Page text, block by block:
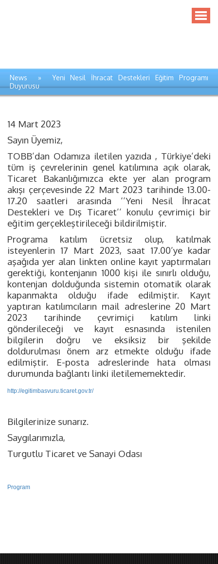
News » Yeni Nesil İhracat Destekleri Eğitim Programı
Duyurusu
14 Mart 2023
Sayın Üyemiz,
TOBB’dan Odamıza iletilen yazıda , Türkiye’deki
tüm iş çevrelerinin genel katılımına açık olarak,
Ticaret Bakanlığımızca ekte yer alan program
akışı çerçevesinde 22 Mart 2023 tarihinde 13.00-
17.20 saatleri arasında ‘’Yeni Nesil İhracat
Destekleri ve Dış Ticaret’’ konulu çevrimiçi bir
eğitim gerçekleştirileceği bildirilmiştir.
Programa katılım ücretsiz olup, katılmak
isteyenlerin 17 Mart 2023, saat 17.00’ye kadar
aşağıda yer alan linkten online kayıt yaptırmaları
gerektiği, kontenjanın 1000 kişi ile sınırlı olduğu,
kontenjan dolduğunda sistemin otomatik olarak
kapanmakta olduğu ifade edilmiştir. Kayıt
yaptıran katılımcıların mail adreslerine 20 Mart
2023 tarihinde çevrimiçi katılım linki
gönderileceği ve kayıt esnasında istenilen
bilgilerin doğru ve eksiksiz bir şekilde
doldurulması önem arz etmekte olduğu ifade
edilmiştir. E-posta adreslerinde hata olması
durumunda bağlantı linki iletilememektedir.
http://egitimbasvuru.ticaret.gov.tr/
Bilgilerinize sunarız.
Saygılarımızla,
Turgutlu Ticaret ve Sanayi Odası
Program